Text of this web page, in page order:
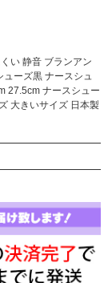
い 静音 ブランアン
ューズ黒 ナースシュ
27.5cm ナースシュー
大きいサイズ 日本製